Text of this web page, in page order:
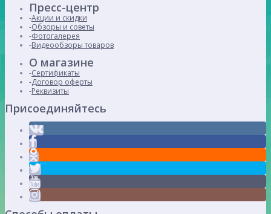
Пресс-центр
Акции и скидки
Обзоры и советы
Фотогалерея
Видеообзоры товаров
О магазине
Сертификаты
Договор оферты
Реквизиты
Присоединяйтесь